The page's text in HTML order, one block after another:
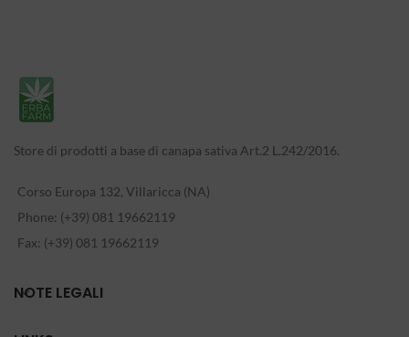
Store di prodotti a base di canapa sativa Art.2 L.242/2016.
Corso Europa 132, Villaricca (NA)
Phone: (+39) 081 19662119
Fax: (+39) 081 19662119
NOTE LEGALI